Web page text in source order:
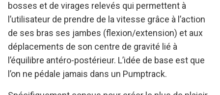
bosses et de virages relevés qui permettent à
l’utilisateur de prendre de la vitesse grâce à l’action
de ses bras ses jambes (flexion/extension) et aux
déplacements de son centre de gravité lié à
l’équilibre antéro-postérieur. L’idée de base est que
l’on ne pédale jamais dans un Pumptrack.